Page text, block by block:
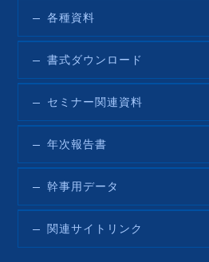
各種資料
書式ダウンロード
セミナー関連資料
年次報告書
幹事用データ
関連サイトリンク